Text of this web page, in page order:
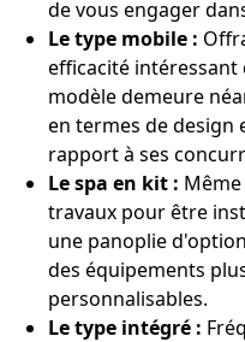
de vous engager
Le type mobile :
efficacité intéressant
modèle demeure
en termes de design
rapport à ses
Le spa en kit :
travaux pour être
une panoplie
des équipements
personnalisables.
Le type intégré :